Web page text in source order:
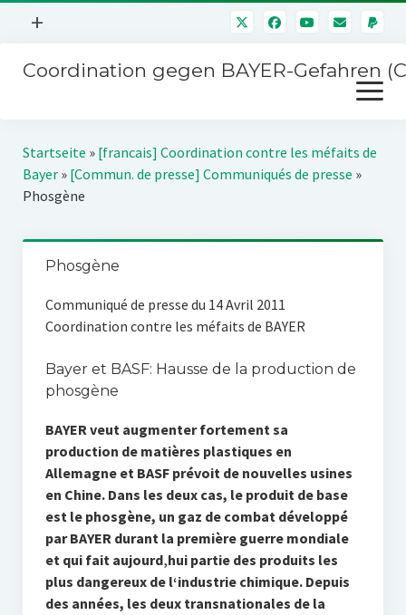
Menü
+
Mitmachen
Über uns
Kontakt
Impressum
Störfälle
Coordination gegen BAYER-Gefahren
Menü
öffnen
Kampagnen
BAYER-Hauptversammlungen
Jahrestagung
SPENDEN
Startseite » [francais] Coordination contre les méfaits de
Bayer» [Commun. de presse] Communiqués de presse »
Phosgène
Phosgène
Communiqué de presse du 14 Avril 2011
Coordination contre les méfaits de BAYER
Bayer et BASF: Hausse de la production de
phosgène
BAYER veut augmenter fortement sa
production de matières plastiques en
Allemagne et BASF prévoit de nouvelles usines
en Chine. Dans les deux cas, le produit de base
est le phosgène, un gaz de combat développé
par BAYER durant la première guerre mondiale
et qui fait aujourd‚hui partie des produits les
plus dangereux de l‘industrie chimique. Depuis
des années, les deux transnationales de la